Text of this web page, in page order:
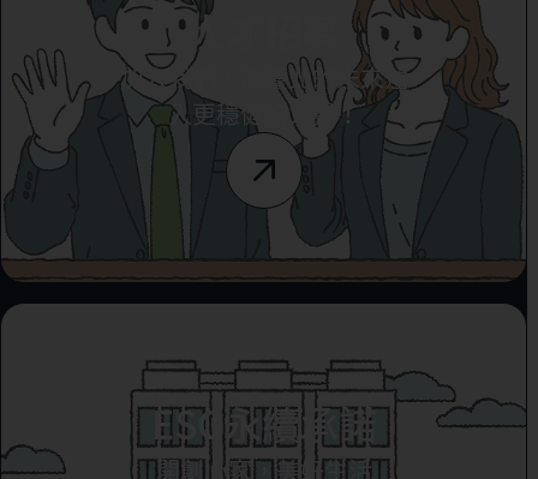
人才招募
加入我們，為臺北的未來注
入更穩健的力量！
ESG永續承諾
開創心家，美好生活